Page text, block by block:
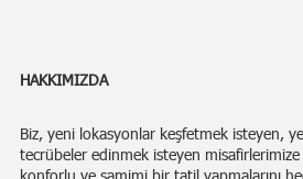
HAKKIMIZDA
Biz,yeni lokasyonlar keşfetmek isteyen,
tecrübeler edinmek isteyen
konforlu ve samimi bir tatil yapmalarını